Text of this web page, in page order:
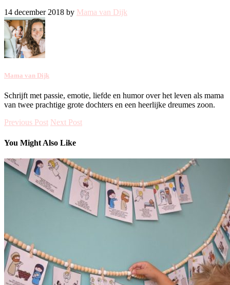
14 december 2018 by Mama van Dijk
Mama van Dijk
Schrijft met passie, emotie, liefde en humor over het leven als mama
van twee prachtige grote dochters en een heerlijke dreumes zoon.
Previous Post Next Post
You Might Also Like